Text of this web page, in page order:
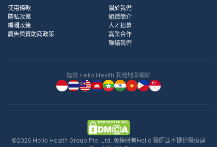
使用條款
隱私政策
編輯政策
廣告與贊助商政策
關於我們
組織簡介
人才招募
異業合作
聯絡我們
造訪 Hello Health 其他地區網站
©2026 Hello Health Group Pte. Ltd. 版權所有Hello 醫師並不提供醫療建